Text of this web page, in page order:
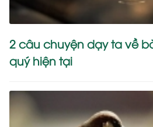
2 câu chuyện dạy ta về
quý hiện tại